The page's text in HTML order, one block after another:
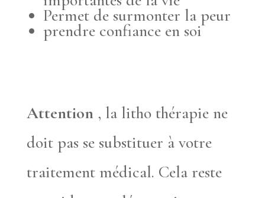
Permet de surmonter la peur
prendre confiance en soi
Attention, la litho thérapie ne
doit pas se substituer à votre
traitement médical. Cela reste